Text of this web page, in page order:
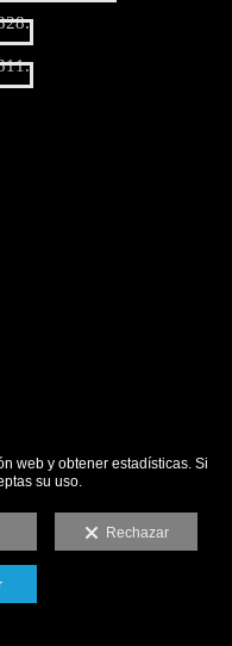
web y obtener estadísticas. Si
su uso.
Rechazar